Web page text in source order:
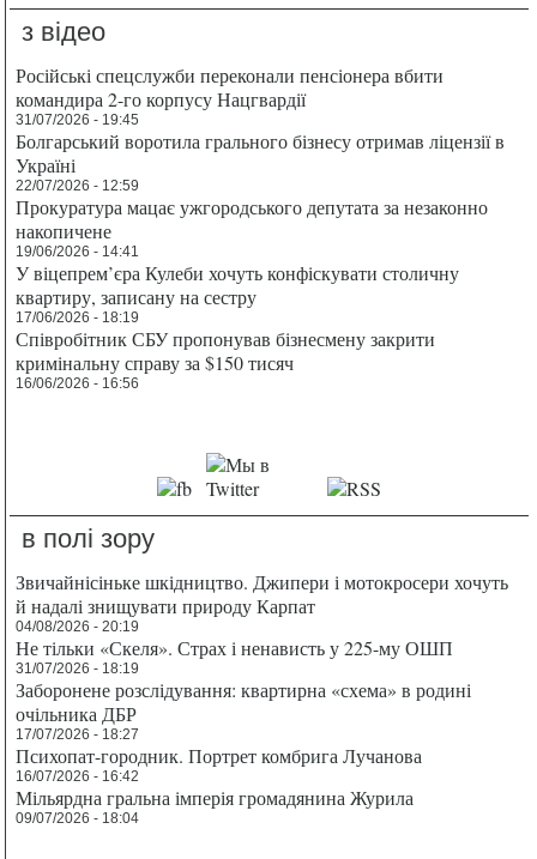
з відео
Російські спецслужби переконали пенсіонера вбити
командира 2-го корпусу Нацгвардії
31/07/2026 - 19:45
Болгарський воротила грального бізнесу отримав ліцензії в
Україні
22/07/2026 - 12:59
Прокуратура мацає ужгородського депутата за незаконно
накопичене
19/06/2026 - 14:41
У віцепрем’єра Кулеби хочуть конфіскувати столичну
квартиру, записану на сестру
17/06/2026 - 18:19
Співробітник СБУ пропонував бізнесмену закрити
кримінальну справу за $150 тисяч
16/06/2026 - 16:56
в полі зору
Звичайнісіньке шкідництво. Джипери і мотокросери хочуть
й надалі знищувати природу Карпат
04/08/2026 - 20:19
Не тільки «Скеля». Страх і ненависть у 225-му ОШП
31/07/2026 - 18:19
Заборонене розслідування: квартирна «схема» в родині
очільника ДБР
17/07/2026 - 18:27
Психопат-городник. Портрет комбрига Лучанова
16/07/2026 - 16:42
Мільярдна гральна імперія громадянина Журила
09/07/2026 - 18:04